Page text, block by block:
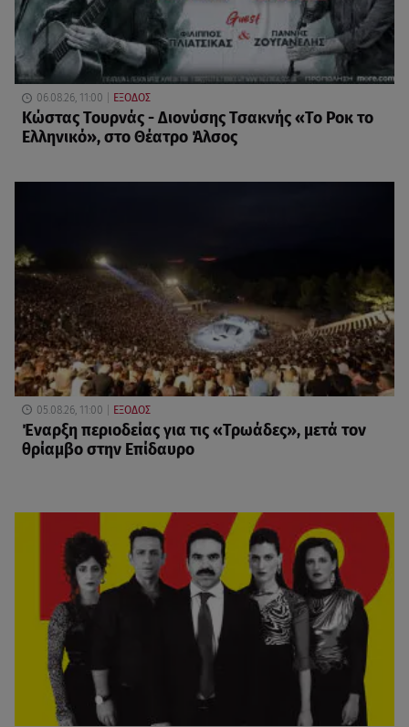
06.08.26, 11:00 ΕΞΟΔΟΣ
Κώστας Τουρνάς - Διονύσης Τσακνής «Το Ροκ το
Ελληνικό», στο Θέατρο Άλσος
05.08.26, 11:00 ΕΞΟΔΟΣ
Έναρξη περιοδείας για τις «Τρωάδες», μετά τον
θρίαμβο στην Επίδαυρο